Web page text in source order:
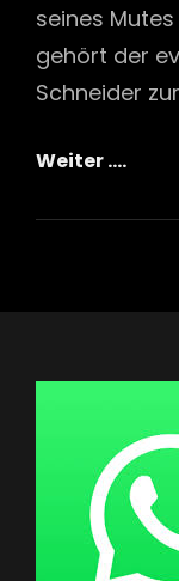
seines
gehört der
Schneider
Weiter ….Vor